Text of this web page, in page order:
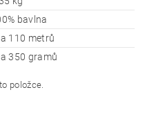
bavlna
110 metrů
350 gramů
položce.